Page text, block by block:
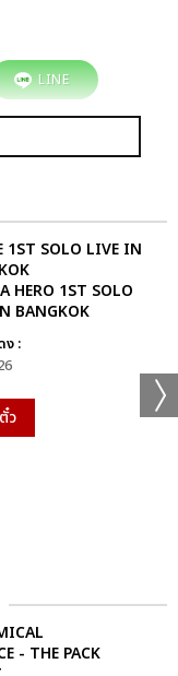
LINE
1ST SOLO LIVE IN
HERO 1ST SOLO
BANGKOK
ง :
ว
- THE PACK